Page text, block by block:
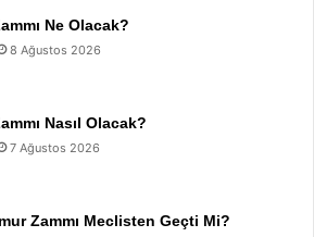
Ne Olacak?
8 Ağustos 2026
Nasıl Olacak?
7 Ağustos 2026
Zammı Meclisten Geçti Mi?